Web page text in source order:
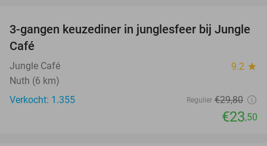
21%
3-gangen keuzediner in junglesfeer bij Jungle
Café
Jungle Café 9.2 star
Nuth (6 km)
Verkocht: 1.355
Regulier €29,80
€23,50